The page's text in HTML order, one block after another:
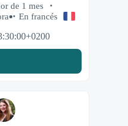
de 1 mes
En francés